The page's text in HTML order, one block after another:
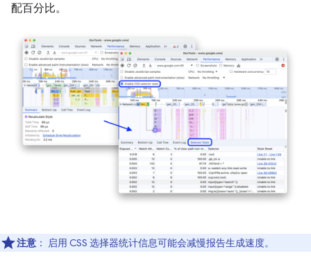
配百分比。
注意 ： 启用 CSS 选择器统计信息可能会减慢报告生成速度。